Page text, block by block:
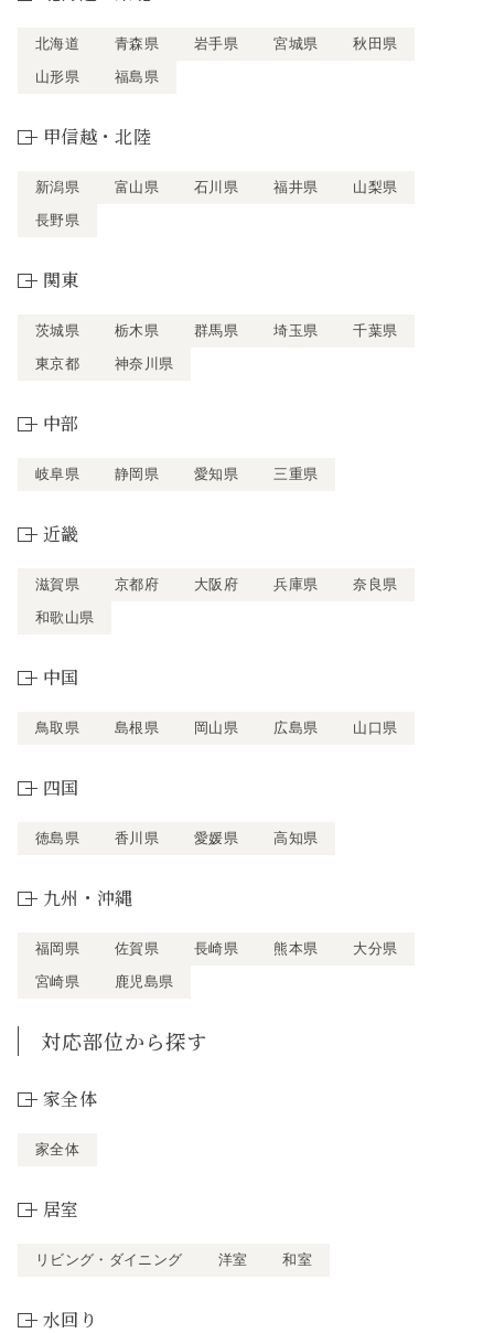
北海道 青森県 岩手県 宮城県
秋田県
山形県
福島県
甲信越・北陸
新潟県 富山県 石川県 福井県
山梨県
長野県
関東
茨城県 栃木県 群馬県 埼玉県
千葉県
東京都
神奈川県
中部
岐阜県 静岡県 愛知県 三重県
近畿
滋賀県 京都府 大阪府 兵庫県
奈良県
和歌山県
中国
鳥取県 島根県 岡山県 広島県 山口県
四国
徳島県 香川県 愛媛県 高知県
九州・沖縄
福岡県 佐賀県 長崎県 熊本県
大分県
宮崎県
鹿児島県
対応部位から探す
家全体
家全体
居室
リビング・ダイニング 洋室 和室
水回り